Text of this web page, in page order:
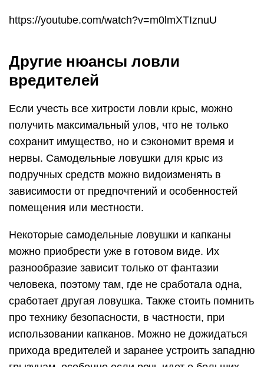
https://youtube.com/watch?v=m0lmXTIznuU
Другие нюансы ловли
вредителей
Если учесть все хитрости ловли крыс, можно
получить максимальный улов, что не только
сохранит имущество, но и сэкономит время и
нервы. Самодельные ловушки для крыс из
подручных средств можно видоизменять в
зависимости от предпочтений и особенностей
помещения или местности.
Некоторые самодельные ловушки и капканы
можно приобрести уже в готовом виде. Их
разнообразие зависит только от фантазии
человека, поэтому там, где не сработала одна,
сработает другая ловушка. Также стоить помнить
про технику безопасности, в частности, при
использовании капканов. Можно не дожидаться
прихода вредителей и заранее устроить западню